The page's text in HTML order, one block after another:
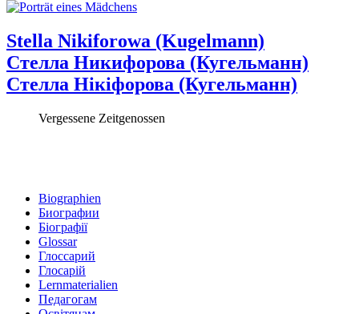
Stella Nikiforowa (Kugelmann)
Стелла Никифорова (Кугельманн)
Стелла Нікіфорова (Кугельманн)
Vergessene Zeitgenossen
Biographien
Биографии
Біографії
Glossar
Глоссарий
Глосарій
Lernmaterialien
Педагогам